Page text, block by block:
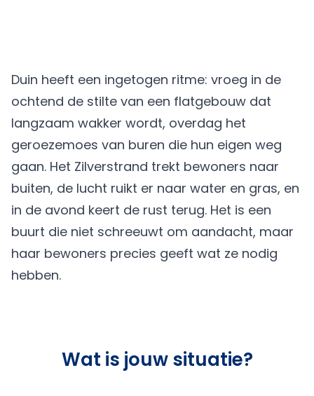
Duin heeft een ingetogen ritme: vroeg in de
ochtend de stilte van een flatgebouw dat
langzaam wakker wordt, overdag het
geroezemoes van buren die hun eigen weg
gaan. Het Zilverstrand trekt bewoners naar
buiten, de lucht ruikt er naar water en gras, en
in de avond keert de rust terug. Het is een
buurt die niet schreeuwt om aandacht, maar
haar bewoners precies geeft wat ze nodig
hebben.
Wat is jouw situatie?